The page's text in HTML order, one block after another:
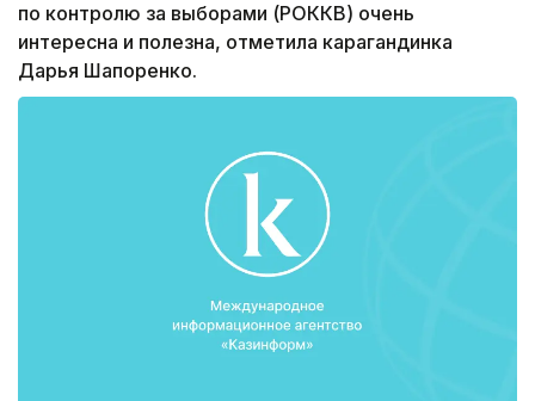
по контролю за выборами (РОККВ) очень
интересна и полезна, отметила карагандинка
Дарья Шапоренко.